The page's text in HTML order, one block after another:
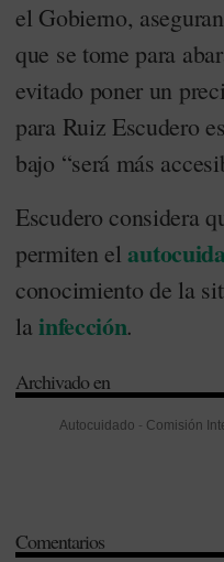
el Gobierno,
que se tome para
evitado poner un
para Ruiz Escudero
bajo “será más
Escudero considera
permiten el
conocimiento de la
lainfección.
Archivado en
Autocuidado - Comisión
Comentarios